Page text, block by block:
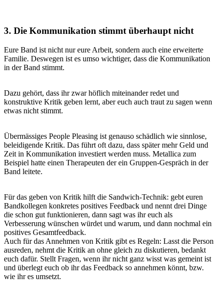
3. Die Kommunikation stimmt überhaupt nicht
Eure Band ist nicht nur eure Arbeit, sondern auch eine erweiterte
Familie. Deswegen ist es umso wichtiger, dass die Kommunikation
in der Band stimmt.
Dazu gehört, dass ihr zwar höflich miteinander redet und
konstruktive Kritik geben lernt, aber euch auch traut zu sagen wenn
etwas nicht stimmt.
Übermässiges People Pleasing ist genauso schädlich wie sinnlose,
beleidigende Kritik. Das führt oft dazu, dass später mehr Geld und
Zeit in Kommunikation investiert werden muss. Metallica zum
Beispiel hatte einen Therapeuten der ein Gruppen-Gespräch in der
Band leitete.
Für das geben von Kritik hilft die Sandwich-Technik: gebt euren
Bandkollegen konkretes positives Feedback und nennt drei Dinge
die schon gut funktionieren, dann sagt was ihr euch als
Verbesserung wünschen würdet und warum, und dann nochmal ein
positives Gesamtfeedback.
Auch für das Annehmen von Kritik gibt es Regeln: Lasst die Person
ausreden, nehmt die Kritik an ohne gleich zu diskutieren, bedankt
euch dafür. Stellt Fragen, wenn ihr nicht ganz wisst was gemeint ist
und überlegt euch ob ihr das Feedback so annehmen könnt, bzw.
wie ihr es umsetzt.